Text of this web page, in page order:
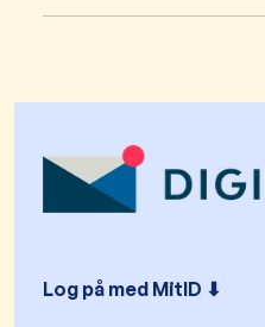
Log på med MitID ⬇︎